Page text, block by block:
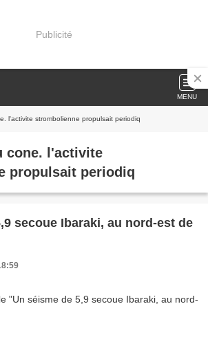
Publicité
MENU
l'activite strombolienne propulsait periodiq
cone. l'activite
propulsait periodiq
secoue Ibaraki, au nord-est de